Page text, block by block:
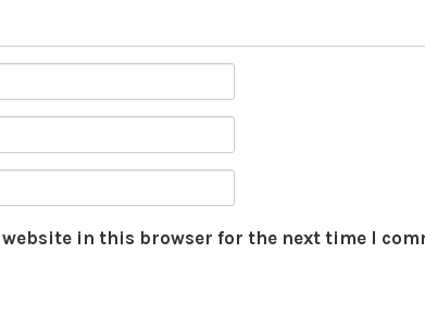
website in this browser for the next time I